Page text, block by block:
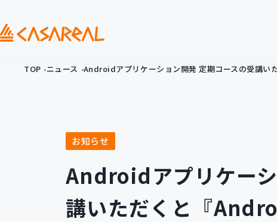
TOP ニュース Androidアプリケーション開発 定期コースの受講い
お知らせ
Androidアプリケー
講いただくと『